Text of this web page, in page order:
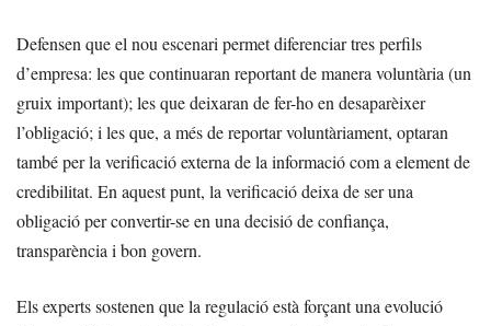
Defensen que el nou escenari permet diferenciar tres perfils
d’empresa: les que continuaran reportant de manera voluntària (un
gruix important); les que deixaran de fer-ho en desaparèixer
l’obligació; i les que, a més de reportar voluntàriament, optaran
també per la verificació externa de la informació com a element de
credibilitat. En aquest punt, la verificació deixa de ser una
obligació per convertir-se en una decisió de confiança,
transparència i bon govern.
Els experts sostenen que la regulació està forçant una evolució